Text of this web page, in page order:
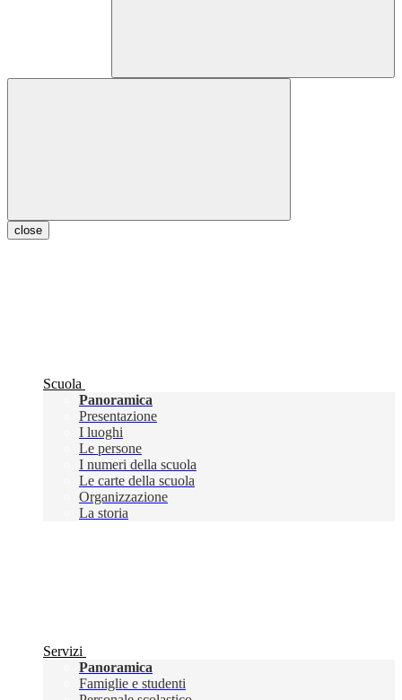
close
Scuola
Panoramica
Presentazione
I luoghi
Le persone
I numeri della scuola
Le carte della scuola
Organizzazione
La storia
Servizi
Panoramica
Famiglie e studenti